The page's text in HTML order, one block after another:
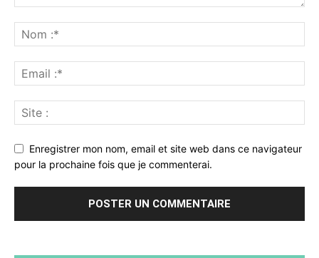
Enregistrer mon nom, email et site web dans ce navigateur
pour la prochaine fois que je commenterai.